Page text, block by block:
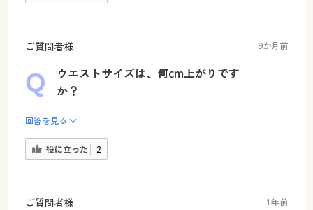
ご質問者様 9か月前
ウエストサイズは、何cm上がりです
か？
回答を見る
役に立った 2
ご質問者様 1年前